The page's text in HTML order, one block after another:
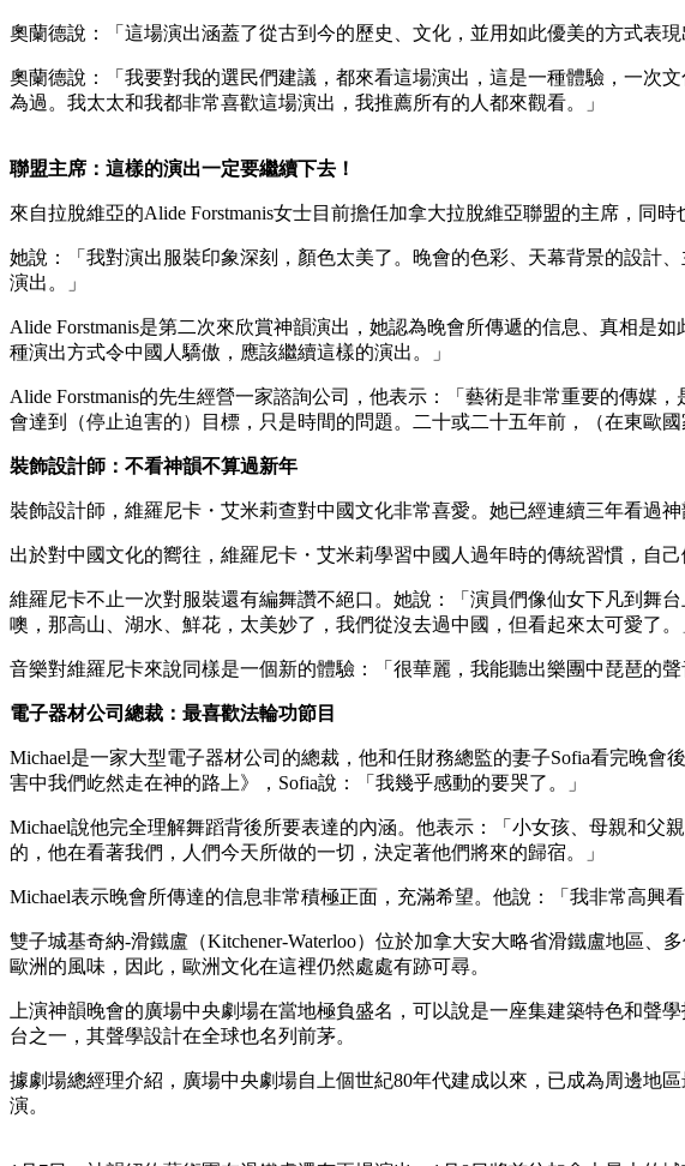
奧蘭德說：「這場演出涵蓋了從古到今的歷史、文化，並用如此優美的方式表現
奧蘭德說：「我要對我的選民們建議，都來看這場演出，這是一種體驗，一次
為過。我太太和我都非常喜歡這場演出，我推薦所有的人都來觀看。」
聯盟主席：這樣的演出一定要繼續下去！
來自拉脫維亞的Alide Forstmanis女士目前擔任加拿大拉脫維亞聯盟的主席，同
她說：「我對演出服裝印象深刻，顏色太美了。晚會的色彩、天幕背景的設計
演出。」
Alide Forstmanis是第二次來欣賞神韻演出，她認為晚會所傳遞的信息、真相是
種演出方式令中國人驕傲，應該繼續這樣的演出。」
Alide Forstmanis的先生經營一家諮詢公司，他表示：「藝術是非常重要的傳媒
會達到（停止迫害的）目標，只是時間的問題。二十或二十五年前，（在東歐
裝飾設計師：不看神韻不算過新年
裝飾設計師，維羅尼卡・艾米莉查對中國文化非常喜愛。她已經連續三年看過
出於對中國文化的嚮往，維羅尼卡・艾米莉學習中國人過年時的傳統習慣，自
維羅尼卡不止一次對服裝還有編舞讚不絕口。她說：「演員們像仙女下凡到舞
噢，那高山、湖水、鮮花，太美妙了，我們從沒去過中國，但看起來太可愛了。
音樂對維羅尼卡來說同樣是一個新的體驗：「很華麗，我能聽出樂團中琵琶的聲
電子器材公司總裁：最喜歡法輪功節目
Michael是一家大型電子器材公司的總裁，他和任財務總監的妻子Sofia看完晚
害中我們屹然走在神的路上》，Sofia說：「我幾乎感動的要哭了。」
Michael說他完全理解舞蹈背後所要表達的內涵。他表示：「小女孩、母親和
的，他在看著我們，人們今天所做的一切，決定著他們將來的歸宿。」
Michael表示晚會所傳達的信息非常積極正面，充滿希望。他說：「我非常高興
雙子城基奇納-滑鐵盧（Kitchener-Waterloo）位於加拿大安大略省滑鐵盧地區
歐洲的風味，因此，歐洲文化在這裡仍然處處有跡可尋。
上演神韻晚會的廣場中央劇場在當地極負盛名，可以說是一座集建築特色和
台之一，其聲學設計在全球也名列前茅。
據劇場總經理介紹，廣場中央劇場自上個世紀80年代建成以來，已成為周邊地
演。